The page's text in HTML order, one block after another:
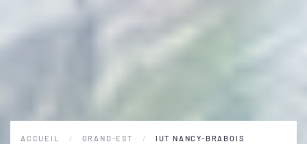
ACCUEIL GRAND-EST IUT NANCY-BRABOIS